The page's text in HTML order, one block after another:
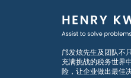
邝发炫先生及团队不
充满挑战的税务世界
险，让企业做出最佳决